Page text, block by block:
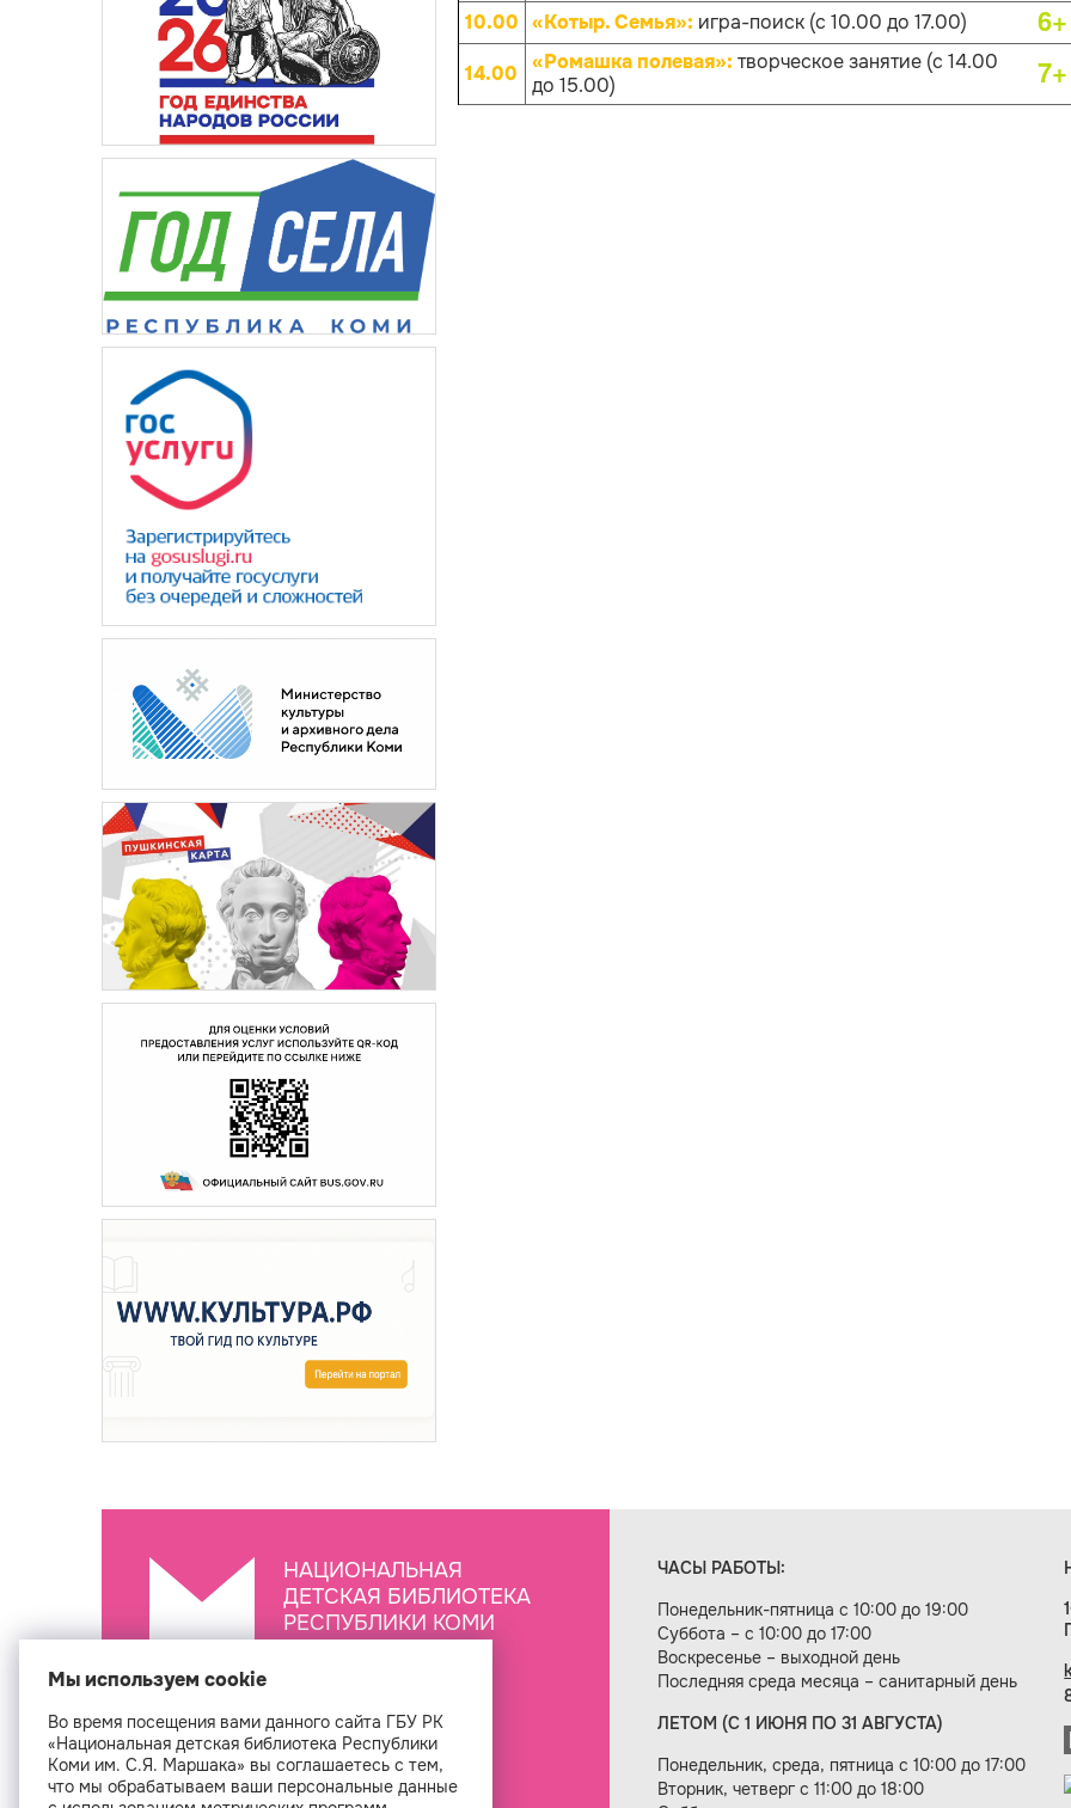
10.00 «Котыр. Семья»: игра-поиск (с 10.00 до 17.00) 6+
14.00 «Ромашка полевая»: творческое занятие (с 14.00
до 15.00)
7+
НАЦИОНАЛЬНАЯ
ДЕТСКАЯ БИБЛИОТЕКА
РЕСПУБЛИКИ КОМИ
ЧАСЫ РАБОТЫ:
Понедельник-пятница с 10:00 до 19:00
Суббота – с 10:00 до 17:00
Воскресенье – выходной день
Последняя среда месяца – санитарный день
ЛЕТОМ (С 1 ИЮНЯ ПО 31 АВГУСТА)
Понедельник, среда, пятница с 10:00 до 17:00
Вторник, четверг с 11:00 до 18:00
Создание сайта — веб-студия «Цифровой век»
Мы используем cookie
Во время посещения вами данного сайта ГБУ РК
«Национальная детская библиотека Республики
Коми им. С.Я. Маршака» вы соглашаетесь с тем,
что мы обрабатываем ваши персональные данные